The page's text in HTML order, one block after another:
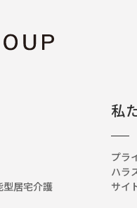
型居宅介護
私
プラ
ハラ
サイ